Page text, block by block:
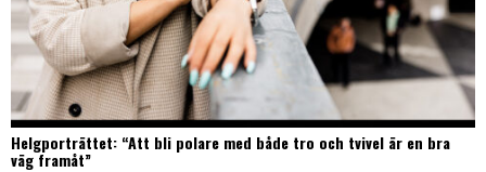
Helgporträttet: “Att bli polare med både tro och tvivel är en bra
väg framåt”